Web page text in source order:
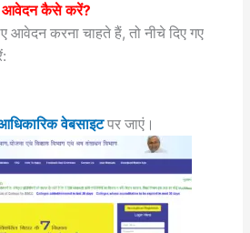
आवेदन कैसे करें?
करना चाहते हैं, तो नीचे दिए गए
वेबसाइटपर जाएं।